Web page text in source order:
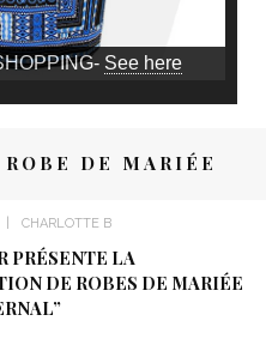
See here
DE MARIÉE
CHARLOTTE B
PRÉSENTE LA
DE ROBES DE MARIÉE